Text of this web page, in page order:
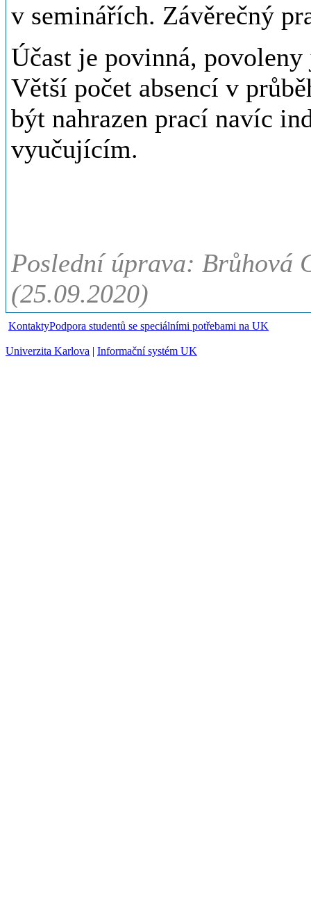
v seminářích. Závěrečný
Účast je povinná, povoleny
Větší počet absencí v
být nahrazen prací navíc
vyučujícím.
Poslední úprava: Brůhová
(25.09.2020)
KontaktyPodpora studentů se speciálními potřebami na UK
Univerzita Karlova | Informační systém UK